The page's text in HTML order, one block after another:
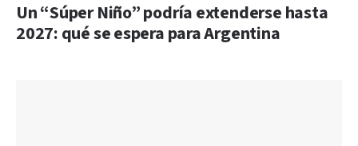
Un “Súper Niño” podría extenderse hasta
2027: qué se espera para Argentina